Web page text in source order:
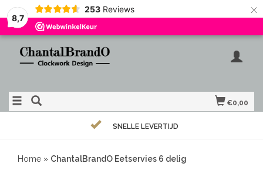
8,7
253 Reviews ×
€0,00
SNELLE LEVERTIJD
Home » ChantalBrandO Eetservies 6 delig